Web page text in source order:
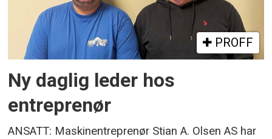
PROFF
Ny daglig leder hos
entreprenør
ANSATT: Maskinentreprenør Stian A. Olsen AS har